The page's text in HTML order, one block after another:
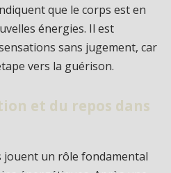
que le corps est en
énergies. Il est
sans jugement, car
vers la guérison.
et du repos dans
jouent un rôle fondamental